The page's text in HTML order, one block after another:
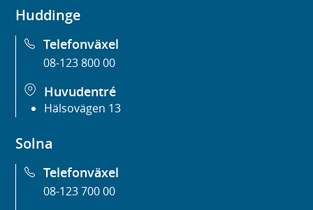
Huddinge
Telefonväxel
08-123 800 00
Huvudentré
Hälsovägen 13
Solna
Telefonväxel
08-123 700 00